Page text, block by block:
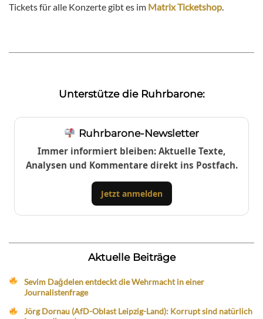
Tickets für alle Konzerte gibt es im Matrix Ticketshop.
Unterstütze die Ruhrbarone:
Ruhrbarone-Newsletter
Immer informiert bleiben: Aktuelle Texte,
Analysen und Kommentare direkt ins Postfach.
Jetzt anmelden
Aktuelle Beiträge
Sevim Dağdelen entdeckt die Wehrmacht in einer
Journalistenfrage
Jörg Dornau (AfD-Oblast Leipzig-Land): Korrupt sind natürlich